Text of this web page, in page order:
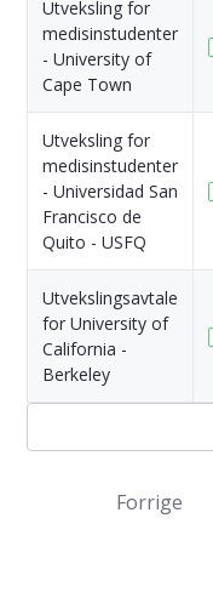
Utveksling for
medisinstudenter
- University of
Cape Town
Utveksling for
medisinstudenter
- Universidad San
Francisco de
Quito - USFQ
Utvekslingsavtale
for University of
California -
Berkeley
Forrige